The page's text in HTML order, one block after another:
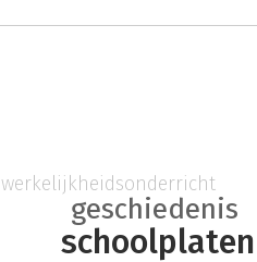
schoolplaten
geschiedenis
werkelijkheidsonderricht